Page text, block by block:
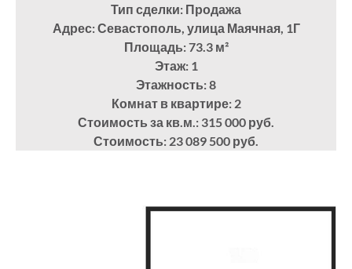
Тип сделки: Продажа
Адрес: Севастополь, улица Маячная, 1Г
Площадь: 73.3м²
Этаж: 1
Этажность: 8
Комнат в квартире: 2
Стоимость за кв.м.: 315 000 руб.
Стоимость: 23 089 500 руб.